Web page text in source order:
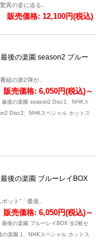
異の姿に迫る..
販売価格: 12,100円(税込)
後の楽園 season2 ブルー
組の第2弾が..
販売価格: 6,050円(税込)～
後の楽園 season2 Disc1、NHKス
Disc2、NHKスペシャル ホットス
後の楽園 ブルーレイBOX
ット”「最後..
販売価格: 6,050円(税込)～
後の楽園 ブルーレイBOX 全2枚セ
楽園 1、NHKスペシャル ホットス